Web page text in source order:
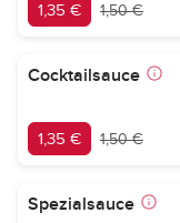
1,35 € 1,50 €
Cocktailsauce
1,35 € 1,50 €
Spezialsauce